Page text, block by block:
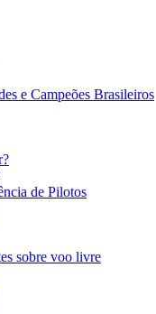
e Campeões Brasileiros
de Pilotos
sobre voo livre